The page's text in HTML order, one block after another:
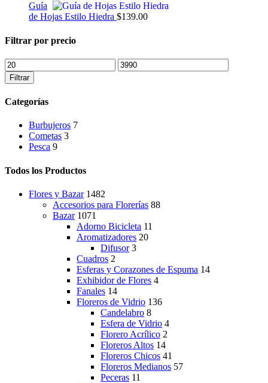
Guía
de Hojas Estilo Hiedra $139.00
Filtrar por precio
Precio
mínimo
Precio
máximo
Filtrar
Categorías
Burbujeros 7
Cometas 3
Pesca 9
Todos los Productos
Flores y Bazar 1482
Accesorios para Florerías 88
Bazar 1071
Adorno Bicicleta 11
Aromatizadores 20
Difusor 3
Cuadros 2
Esferas y Corazones de Espuma 14
Exhibidor de Flores 4
Fanales 14
Floreros de Vidrio 136
Candelabro 8
Esfera de Vidrio 4
Florero Acrílico 2
Floreros Altos 14
Floreros Chicos 41
Floreros Medianos 57
Peceras 11